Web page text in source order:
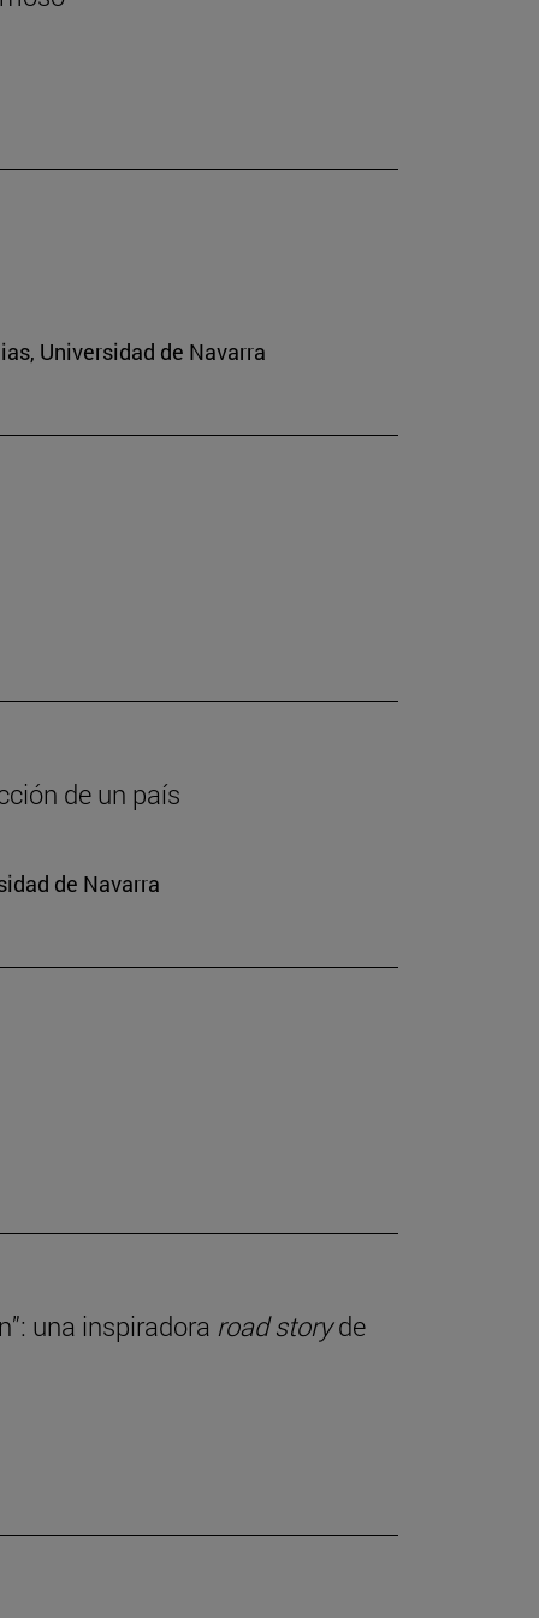
Universidad de Navarra
de un país
de Navarra
una inspiradora road storyde